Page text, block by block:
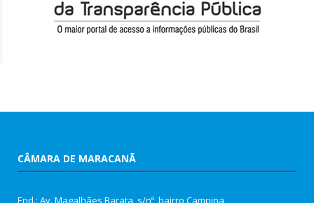
CÂMARA DE MARACANÃ